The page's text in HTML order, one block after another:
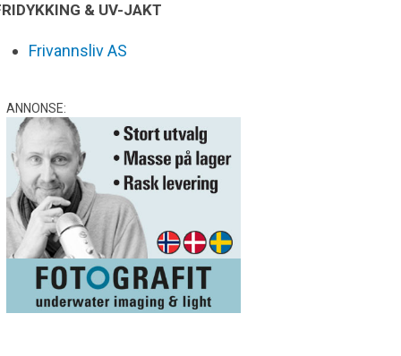
& UV-JAKT
Frivannsliv AS
ANNONSE: